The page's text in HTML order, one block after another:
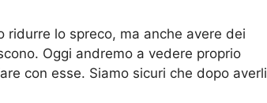
ridurre lo spreco, ma anche avere dei
Oggi andremo a vedere proprio
con esse. Siamo sicuri che dopo averli